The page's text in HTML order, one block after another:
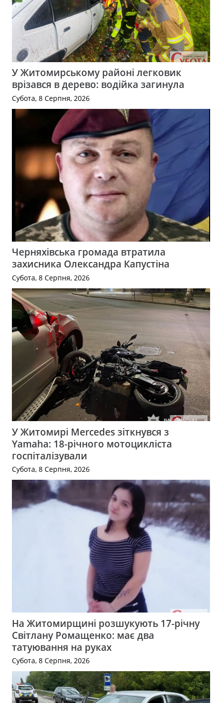
У Житомирському районі легковик
врізався в дерево: водійка загинула
Субота, 8 Серпня, 2026
Черняхівська громада втратила
захисника Олександра Капустіна
Субота, 8 Серпня, 2026
У Житомирі Mercedes зіткнувся з
Yamaha: 18-річного мотоцикліста
госпіталізували
Субота, 8 Серпня, 2026
На Житомирщині розшукують 17-річну
Світлану Ромащенко: має два
татуювання на руках
Субота, 8 Серпня, 2026